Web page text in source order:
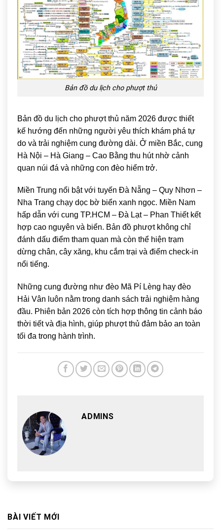
Bản đồ du lịch cho phượt thủ
Bản đồ du lịch cho phượt thủ năm 2026 được thiết
kế hướng đến những người yêu thích khám phá tự
do và trải nghiệm cung đường dài. Ở miền Bắc, cung
Hà Nội – Hà Giang – Cao Bằng thu hút nhờ cảnh
quan núi đá và những con đèo hiểm trở.
Miền Trung nổi bật với tuyến Đà Nẵng – Quy Nhơn –
Nha Trang chạy dọc bờ biển xanh ngọc. Miền Nam
hấp dẫn với cung TP.HCM – Đà Lạt – Phan Thiết kết
hợp cao nguyên và biển. Bản đồ phượt không chỉ
đánh dấu điểm tham quan mà còn thể hiện trạm
dừng chân, cây xăng, khu cắm trại và điểm check-in
nổi tiếng.
Những cung đường như đèo Mã Pí Lèng hay đèo
Hải Vân luôn nằm trong danh sách trải nghiệm hàng
đầu. Phiên bản 2026 còn tích hợp thông tin cảnh báo
thời tiết và địa hình, giúp phượt thủ đảm bảo an toàn
tối đa trong hành trình.
ADMINS
BÀI VIẾT MỚI